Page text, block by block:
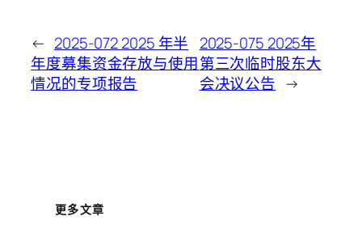
← 2025-072 2025 年半
年度募集资金存放与使用
情况的专项报告
2025-075 2025年
第三次临时股东大
会决议公告 →
更多文章